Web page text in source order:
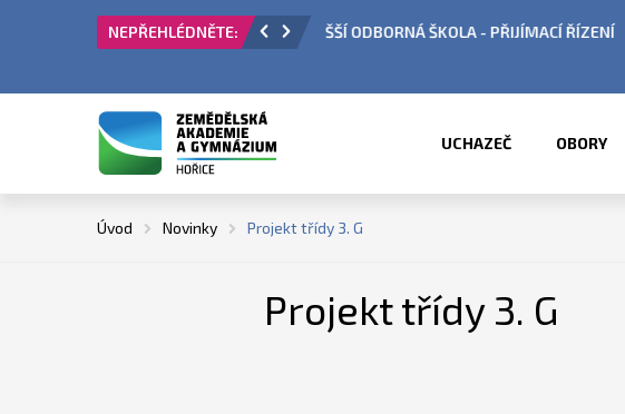
PŘIJÍMACÍ ŘÍZENÍ ÚŘEDNÍ HODINY V OBDOBÍ LETNÍCH
UCHAZEČ OBORY
Úvod Novinky Projekt třídy 3. G
Projekt třídy 3. G